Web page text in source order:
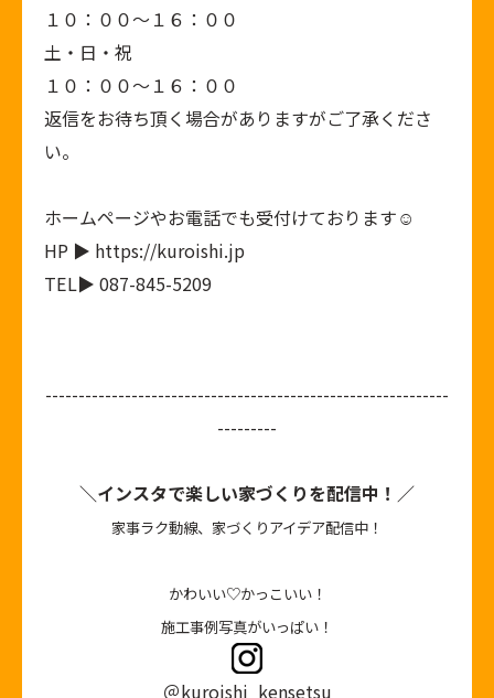
１０：００～１６：００
土・日・祝
１０：００～１６：００
返信をお待ち頂く場合がありますがご了承くださ
い。
ホームページやお電話でも受付けております☺︎
HP ▶ https://kuroishi.jp
TEL▶ 087-845-5209
-------------------------------------------------------------
---------
＼インスタで楽しい家づくりを配信中！／
家事ラク動線、家づくりアイデア配信中！
かわいい♡かっこいい！
施工事例写真がいっぱい！
＠kuroishi_kensetsu